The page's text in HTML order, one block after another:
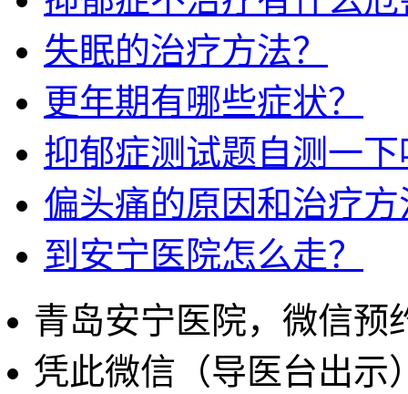
失眠的治疗方法？
更年期有哪些症状？
抑郁症测试题自测一下
偏头痛的原因和治疗方
到安宁医院怎么走？
青岛安宁医院，微信预
凭此微信（导医台出示